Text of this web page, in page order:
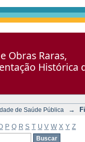
Obras Raras,
Histórica
de Saúde Pública →
P Q R S T U V W X Y Z